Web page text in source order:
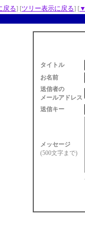
戻る] [ツリー表示に戻る] [▼
タイトル
お名前
送信者の
メールアドレス
送信キー
メッセージ
(500文字まで)